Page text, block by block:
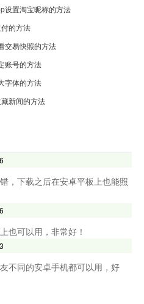
设置淘宝昵称的方法
的方法
交易快照的方法
账号的方法
字体的方法
新闻的方法
，下载之后在安卓平板上也能照
也可以用，非常好！
不同的安卓手机都可以用，好